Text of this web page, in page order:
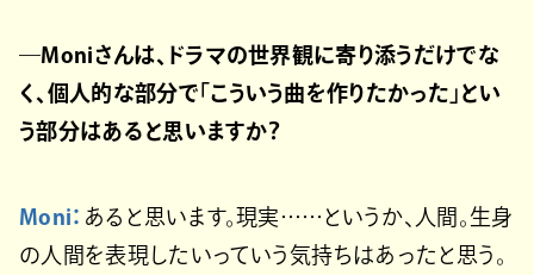
―Moniさんは、ドラマの世界観に寄り添うだけでな
く、個人的な部分で「こういう曲を作りたかった」とい
う部分はあると思いますか？
Moni： あると思います。現実……というか、人間。生身
の人間を表現したいっていう気持ちはあったと思う。